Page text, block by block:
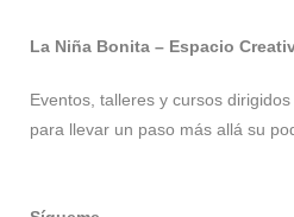
La Niña Bonita – Espacio
Eventos, talleres y cursos
para llevar un paso más allá su